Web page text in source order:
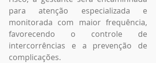
para atenção especializada e
monitorada com maior frequência,
favorecendo o controle de
intercorrências e a prevenção de
complicações.